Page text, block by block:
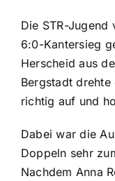
Die STR-Jugend
6:0-Kantersieg
Herscheid aus
Bergstadt drehte
richtig auf und
Dabei war die
Doppeln sehr
Nachdem Anna